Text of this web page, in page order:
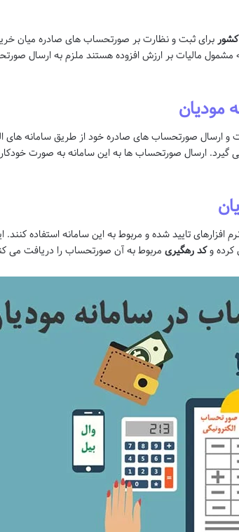
کشوربرای ثبت و نظارت بر صورتحساب های صادره میان
مالیات بر ارزش افزوده هستند ملزم به ارسال
مودیان
و ارسال صورتحساب های صادره خود از طریق سامانه های
ارسال صورتحساب ها به این سامانه به صورت خودکار
افزارهای تایید شده و مربوط به این سامانه استفاده
کرده وکد رهگیری مربوط به آن صورتحساب را دریافت می